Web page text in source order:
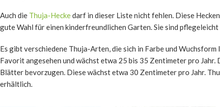
Auch die Thuja-Heckedarf in dieser Liste nicht fehlen. Diese
gute Wahl für einen kinderfreundlichen Garten. Sie sind
Es gibt verschiedene Thuja-Arten, die sich in Farbe und
Favorit angesehen und wächst etwa 25 bis 35 Zentimeter pro Jahr.
Blätter bevorzugen. Diese wächst etwa 30 Zentimeter pro Jahr.
erhältlich.